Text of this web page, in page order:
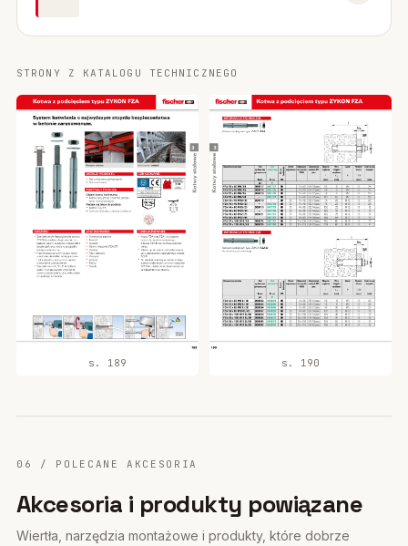
STRONY Z KATALOGU TECHNICZNEGO
s. 189 s. 190
06 / POLECANE AKCESORIA
Akcesoria i produkty powiązane
Wiertła, narzędzia montażowe i produkty, które dobrze